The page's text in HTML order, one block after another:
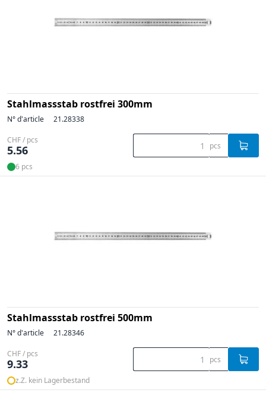
Stahlmassstab rostfrei 300mm
N° d'article 21.28338
CHF / pcs
5.56 pcs
6 pcs
Stahlmassstab rostfrei 500mm
N° d'article 21.28346
CHF / pcs
9.33 pcs
z.Z. kein Lagerbestand